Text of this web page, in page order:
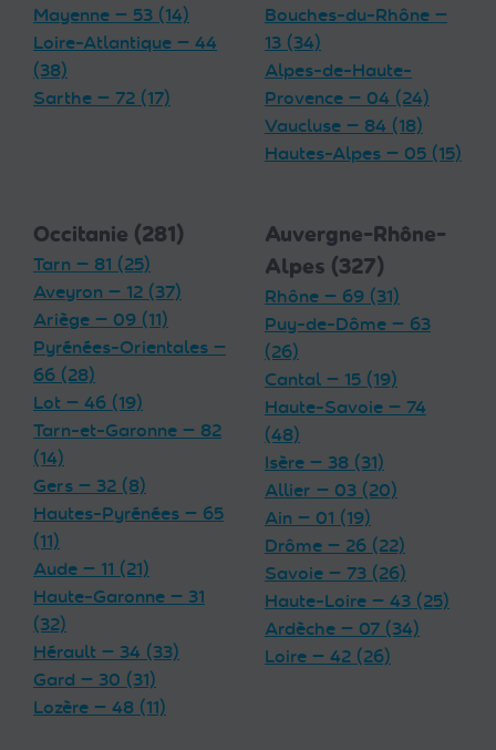
Mayenne — 53 (14)
Loire-Atlantique — 44
(38)
Sarthe — 72 (17)
Bouches-du-Rhône —
13 (34)
Alpes-de-Haute-
Provence — 04 (24)
Vaucluse — 84 (18)
Hautes-Alpes — 05 (15)
Occitanie (281)
Tarn — 81 (25)
Aveyron — 12 (37)
Ariège — 09 (11)
Pyrénées-Orientales —
66 (28)
Lot — 46 (19)
Tarn-et-Garonne — 82
(14)
Gers — 32 (8)
Hautes-Pyrénées — 65
(11)
Aude — 11 (21)
Haute-Garonne — 31
(32)
Hérault — 34 (33)
Gard — 30 (31)
Lozère — 48 (11)
Auvergne-Rhône-
Alpes (327)
Rhône — 69 (31)
Puy-de-Dôme — 63
(26)
Cantal — 15 (19)
Haute-Savoie — 74
(48)
Isère — 38 (31)
Allier — 03 (20)
Ain — 01 (19)
Drôme — 26 (22)
Savoie — 73 (26)
Haute-Loire — 43 (25)
Ardèche — 07 (34)
Loire — 42 (26)